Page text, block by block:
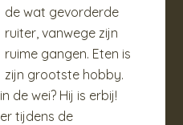
de wat gevorderde
ruiter, vanwege zijn
ruime gangen. Eten is
zijn grootste hobby.
de wei? Hij is erbij!
tijdens de